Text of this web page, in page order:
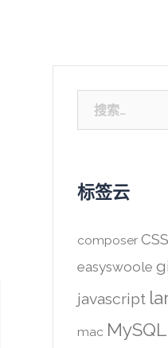
索：
标签云
composer CSS
easyswoole
javascript
mac MySQL